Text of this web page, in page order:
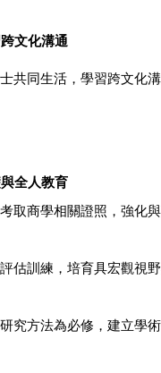
文化溝通
共同生活，學習跨文化溝
全人教育
取商學相關證照，強化與
估訓練，培育具宏觀視
究方法為必修，建立學